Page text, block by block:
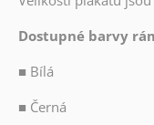
Dostupné barvy
■ Bílá
■ Černá